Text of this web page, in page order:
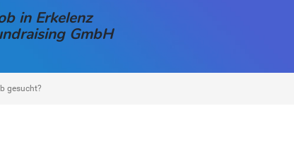
in Erkelenz
GmbH
gesucht?